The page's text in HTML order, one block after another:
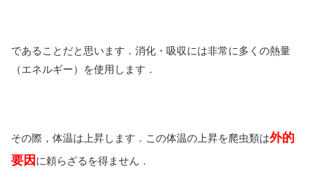
であることだと思います．消化・吸収には非常に多くの熱量
（エネルギー）を使用します．
その際，体温は上昇します．この体温の上昇を爬虫類は外的
要因に頼らざるを得ません．